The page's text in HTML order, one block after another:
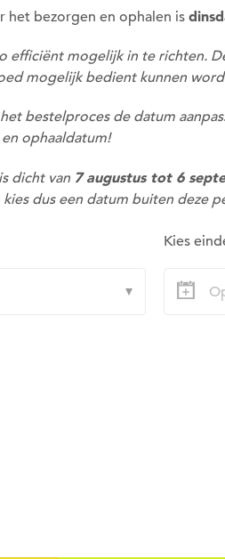
het bezorgen en ophalen is
efficiënt mogelijk in te richten.
mogelijk bedient kunnen
bestelproces de datum
ophaaldatum!
dicht van 7 augustus tot 6
dus een datum buiten deze
Kies
Om
ingelogd
Wil je nu
Om
moet je